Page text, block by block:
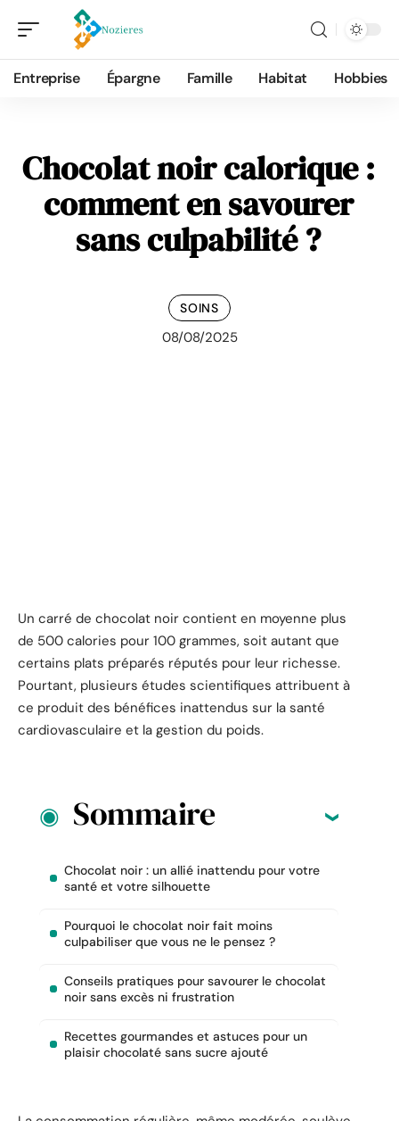
Entreprise Épargne Famille Habitat Hobbies
Chocolat noir calorique :
comment en savourer
sans culpabilité ?
SOINS
08/08/2025
Un carré de chocolat noir contient en moyenne plus
de 500 calories pour 100 grammes, soit autant que
certains plats préparés réputés pour leur richesse.
Pourtant, plusieurs études scientifiques attribuent à
ce produit des bénéfices inattendus sur la santé
cardiovasculaire et la gestion du poids.
Sommaire
Chocolat noir : un allié inattendu pour votre
santé et votre silhouette
Pourquoi le chocolat noir fait moins
culpabiliser que vous ne le pensez ?
Conseils pratiques pour savourer le chocolat
noir sans excès ni frustration
Recettes gourmandes et astuces pour un
plaisir chocolaté sans sucre ajouté